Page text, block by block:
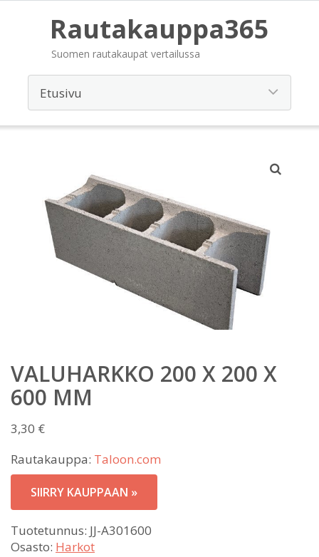
Rautakauppa365
Suomen rautakaupat vertailussa
VALUHARKKO 200 X 200 X
600 MM
3,30 €
Rautakauppa: Taloon.com
SIIRRY KAUPPAAN »
Tuotetunnus: JJ-A301600
Osasto: Harkot